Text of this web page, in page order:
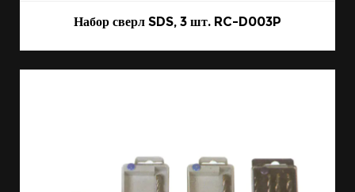
Набор сверл SDS, 3 шт. RC-D003P